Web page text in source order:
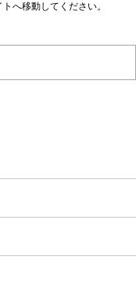
へ移動してください。